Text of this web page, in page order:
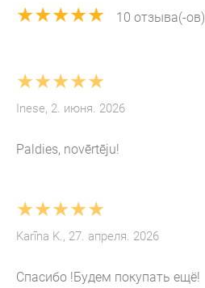
★★★★★ 10 отзыва(-ов)
★★★★★
Inese, 2. июня. 2026
Paldies, novērtēju!
★★★★★
Karīna K., 27. апреля. 2026
Спасибо !Будем покупать ещё!